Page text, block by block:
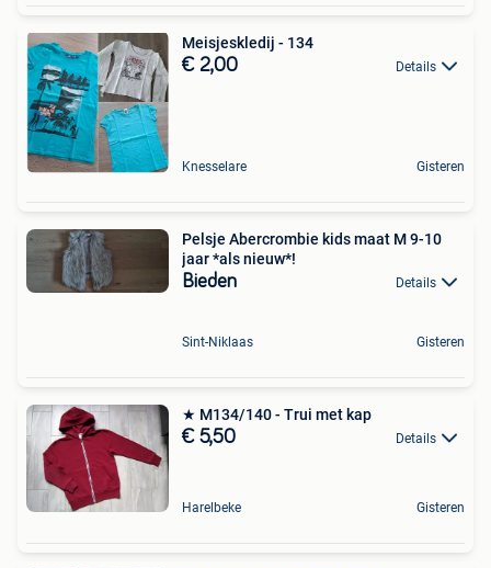
Meisjeskledij - 134
€ 2,00 Details
Knesselare Gisteren
Pelsje Abercrombie kids maat M 9-10
jaar *als nieuw*!
Bieden Details
Sint-Niklaas Gisteren
★ M134/140 - Trui met kap
€ 5,50 Details
Harelbeke Gisteren